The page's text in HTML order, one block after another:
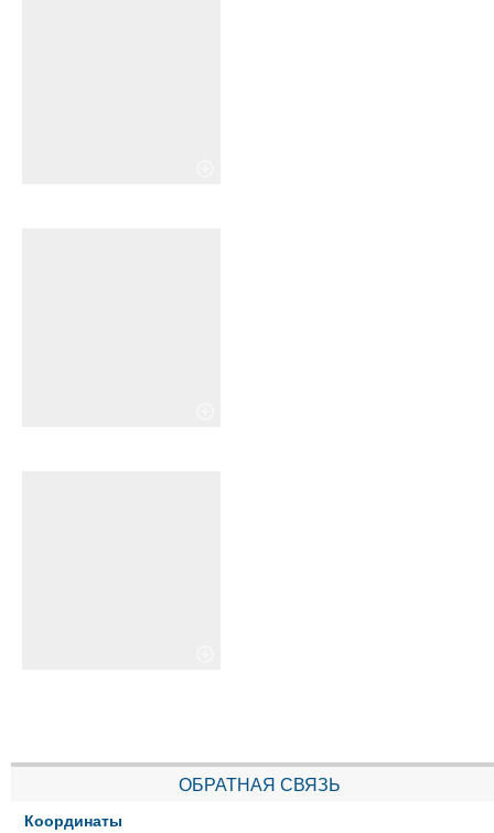
ОБРАТНАЯ СВЯЗЬ
Координаты